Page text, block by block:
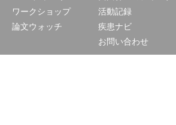
ワークショップ
論文ウォッチ
活動記録
疾患ナビ
お問い合わせ